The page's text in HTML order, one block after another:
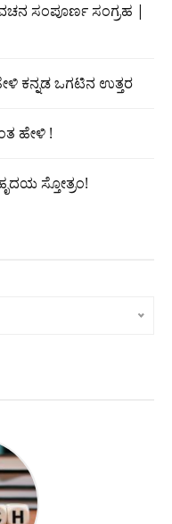
ಸಂಪೂರ್ಣ ಸಂಗ್ರಹ |
ಕನ್ನಡ ಒಗಟಿನ ಉತ್ತರ
ಹೇಳಿ !
ಸ್ತೋತ್ರಂ!